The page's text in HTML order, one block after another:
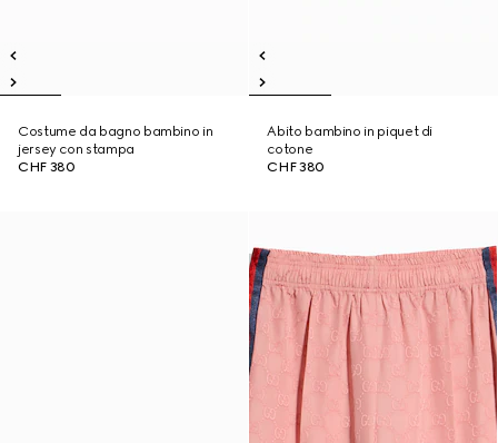
Costume da bagno bambino in
jersey con stampa
CHF 380
Abito bambino in piquet di
cotone
CHF 380